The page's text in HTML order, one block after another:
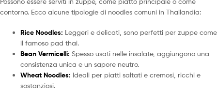
contorno. Ecco alcune tipologie di noodles comuni in Thailandia:
Rice Noodles: Leggeri e delicati, sono perfetti per zuppe come
il famoso pad thai.
Bean Vermicelli: Spesso usati nelle insalate, aggiungono una
consistenza unica e un sapore neutro.
Wheat Noodles: Ideali per piatti saltati e cremosi, ricchi e
sostanziosi.